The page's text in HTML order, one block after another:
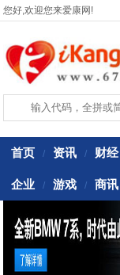
您好,欢迎您来爱康网!
首页 / 资讯 / 财经
企业 / 游戏 / 商讯